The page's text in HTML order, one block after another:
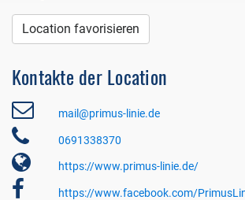
Location favorisieren
Kontakte der Location
mail@primus-linie.de
0691338370
https://www.primus-linie.de/
https://www.facebook.com/